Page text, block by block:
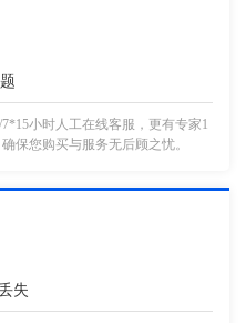
小时人工在线客服，更有专家1
保您购买与服务无后顾之忧。
失